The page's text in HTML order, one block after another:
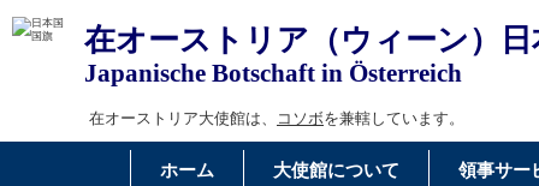
在オーストリア（ウィーン）
Japanische Botschaft in Österreich
在オーストリア大使館は、 コソボを兼轄しています。
ホーム 大使館について 領事サー